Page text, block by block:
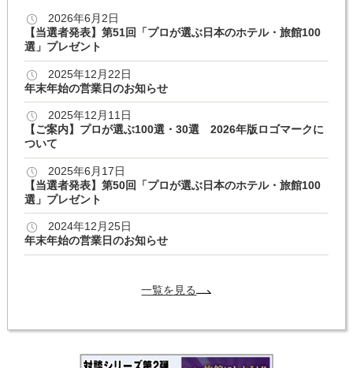
2026年6月2日
【当選者発表】第51回「プロが選ぶ日本のホテル・旅館100
選」プレゼント
2025年12月22日
年末年始の営業日のお知らせ
2025年12月11日
【ご案内】プロが選ぶ100選・30選 2026年版ロゴマークに
ついて
2025年6月17日
【当選者発表】第50回「プロが選ぶ日本のホテル・旅館100
選」プレゼント
2024年12月25日
年末年始の営業日のお知らせ
一覧を見る